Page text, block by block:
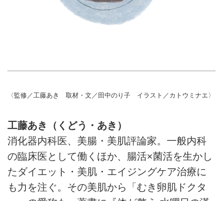
〈監修／工藤あき 取材・文／田中のり子 イラスト／カトウミナエ〉
工藤あき（くどう・あき）
消化器内科医、美腸・美肌評論家。一般内科
の臨床医として働くほか、腸活×菌活を生かし
たダイエット・美肌・エイジングケア治療に
も力を注ぐ。その美肌から「むき卵肌ドクタ